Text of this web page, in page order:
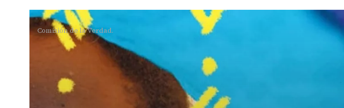
Comisión de la Verdad.